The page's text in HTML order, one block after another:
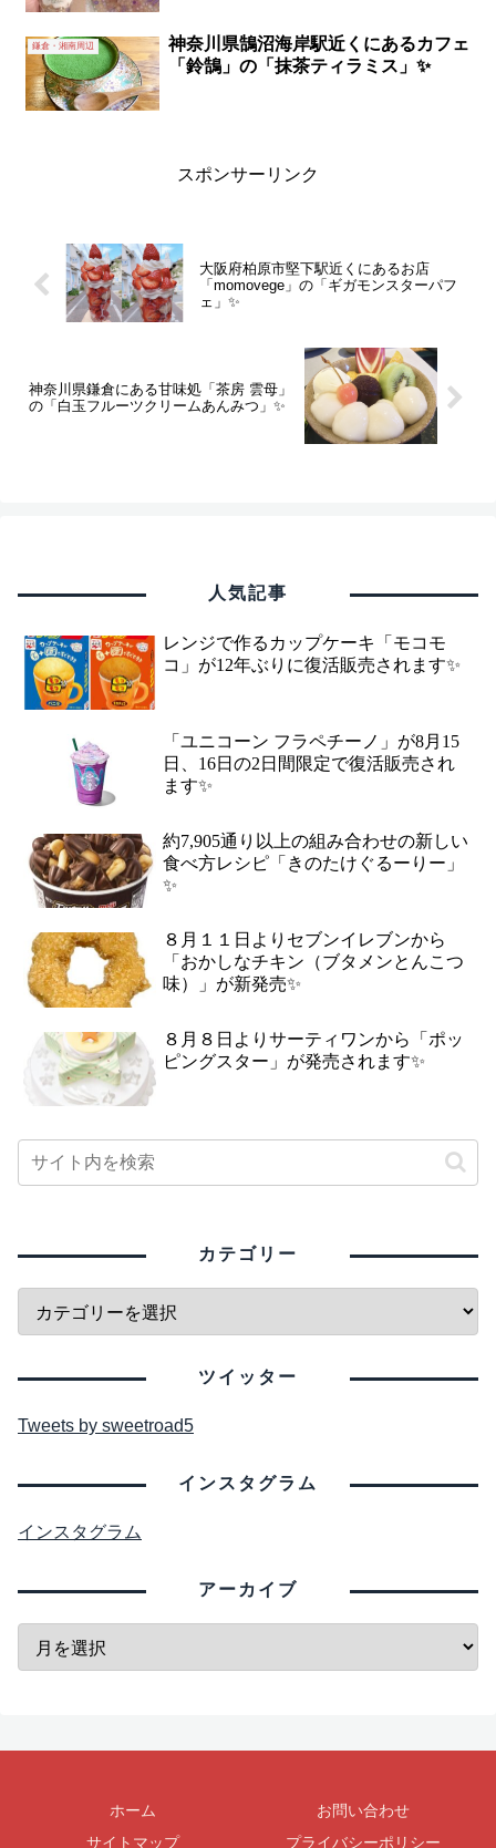
鎌倉・湘南周辺
神奈川県鵠沼海岸駅近くにあるカフェ
「鈴鵠」の「抹茶ティラミス」✨
スポンサーリンク
大阪府柏原市堅下駅近くにあるお店
「momovege」の「ギガモンスターパフ
ェ」✨
神奈川県鎌倉にある甘味処「茶房 雲母」
の「白玉フルーツクリームあんみつ」✨
人気記事
レンジで作るカップケーキ「モコモ
コ」が12年ぶりに復活販売されます✨
「ユニコーン フラペチーノ」が8月15
日、16日の2日間限定で復活販売され
ます✨
約7,905通り以上の組み合わせの新しい
食べ方レシピ「きのたけぐるーりー」
✨
８月１１日よりセブンイレブンから
「おかしなチキン（ブタメンとんこつ
味）」が新発売✨
８月８日よりサーティワンから「ポッ
ピングスター」が発売されます✨
カテゴリー
ツイッター
Tweets by sweetroad5
インスタグラム
インスタグラム
アーカイブ
ホーム
お問い合わせ
サイトマップ
プライバシーポリシー